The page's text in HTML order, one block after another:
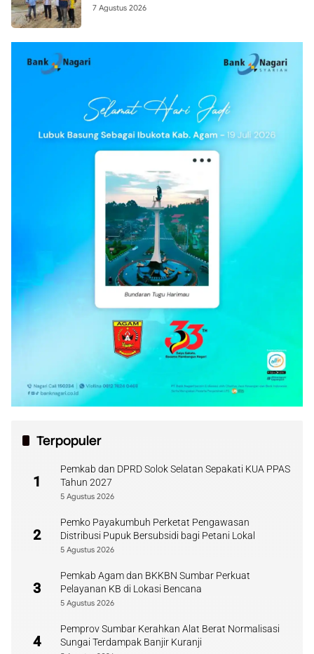
7 Agustus 2026
Terpopuler
1
Pemkab dan DPRD Solok Selatan Sepakati KUA PPAS
Tahun 2027
5 Agustus 2026
2
Pemko Payakumbuh Perketat Pengawasan
Distribusi Pupuk Bersubsidi bagi Petani Lokal
5 Agustus 2026
3
Pemkab Agam dan BKKBN Sumbar Perkuat
Pelayanan KB di Lokasi Bencana
5 Agustus 2026
4
Pemprov Sumbar Kerahkan Alat Berat Normalisasi
Sungai Terdampak Banjir Kuranji